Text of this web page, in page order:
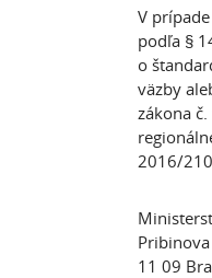
V
podľa §
o
väzby
zákona
2016/
11 09